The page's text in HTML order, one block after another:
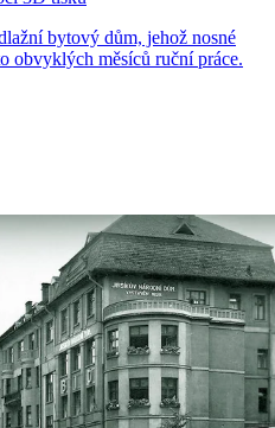
bytový dům, jehož nosné
obvyklých měsíců ruční práce.